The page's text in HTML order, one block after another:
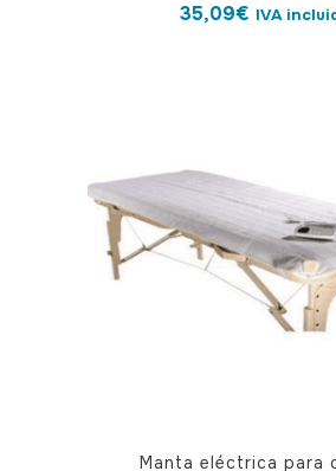
35,09€ IVA
Manta eléctrica para